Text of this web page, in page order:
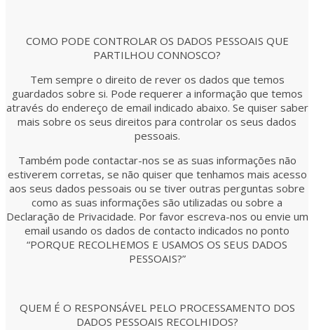
COMO PODE CONTROLAR OS DADOS PESSOAIS QUE
PARTILHOU CONNOSCO?
Tem sempre o direito de rever os dados que temos
guardados sobre si. Pode requerer a informação que temos
através do endereço de email indicado abaixo. Se quiser saber
mais sobre os seus direitos para controlar os seus dados
pessoais.
Também pode contactar-nos se as suas informações não
estiverem corretas, se não quiser que tenhamos mais acesso
aos seus dados pessoais ou se tiver outras perguntas sobre
como as suas informações são utilizadas ou sobre a
Declaração de Privacidade. Por favor escreva-nos ou envie um
email usando os dados de contacto indicados no ponto
“PORQUE RECOLHEMOS E USAMOS OS SEUS DADOS
PESSOAIS?”
QUEM É O RESPONSÁVEL PELO PROCESSAMENTO DOS
DADOS PESSOAIS RECOLHIDOS?